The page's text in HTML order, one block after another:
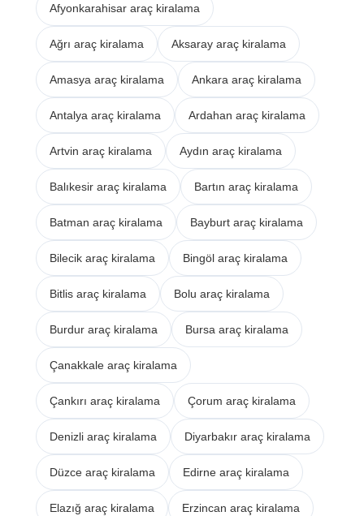
Afyonkarahisar araç kiralama
Ağrı araç kiralama Aksaray araç kiralama
Amasya araç kiralama Ankara araç kiralama
Antalya araç kiralama Ardahan araç kiralama
Artvin araç kiralama Aydın araç kiralama
Balıkesir araç kiralama Bartın araç kiralama
Batman araç kiralama Bayburt araç kiralama
Bilecik araç kiralama Bingöl araç kiralama
Bitlis araç kiralama Bolu araç kiralama
Burdur araç kiralama Bursa araç kiralama
Çanakkale araç kiralama
Çankırı araç kiralama Çorum araç kiralama
Denizli araç kiralama Diyarbakır araç kiralama
Düzce araç kiralama Edirne araç kiralama
Elazığ araç kiralama Erzincan araç kiralama